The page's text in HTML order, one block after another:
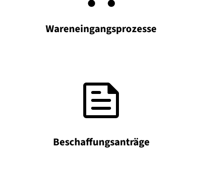
Wareneingangsprozesse
Beschaffungsanträge